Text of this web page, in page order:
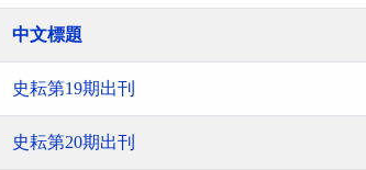
中文標題
史耘第19期出刊
史耘第20期出刊